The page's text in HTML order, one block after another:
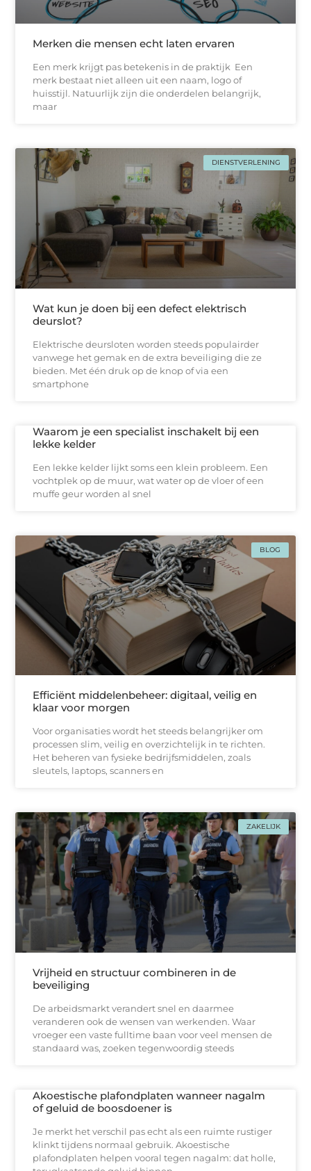
Merken die mensen echt laten ervaren
Een merk krijgt pas betekenis in de praktijk Een
merk bestaat niet alleen uit een naam, logo of
huisstijl. Natuurlijk zijn die onderdelen belangrijk,
maar
DIENSTVERLENING
Wat kun je doen bij een defect elektrisch
deurslot?
Elektrische deursloten worden steeds populairder
vanwege het gemak en de extra beveiliging die ze
bieden. Met één druk op de knop of via een
smartphone
Waarom je een specialist inschakelt bij een
lekke kelder
Een lekke kelder lijkt soms een klein probleem. Een
vochtplek op de muur, wat water op de vloer of een
muffe geur worden al snel
BLOG
Efficiënt middelenbeheer: digitaal, veilig en
klaar voor morgen
Voor organisaties wordt het steeds belangrijker om
processen slim, veilig en overzichtelijk in te richten.
Het beheren van fysieke bedrijfsmiddelen, zoals
sleutels, laptops, scanners en
ZAKELIJK
Vrijheid en structuur combineren in de
beveiliging
De arbeidsmarkt verandert snel en daarmee
veranderen ook de wensen van werkenden. Waar
vroeger een vaste fulltime baan voor veel mensen de
standaard was, zoeken tegenwoordig steeds
Akoestische plafondplaten wanneer nagalm
of geluid de boosdoener is
Je merkt het verschil pas echt als een ruimte rustiger
klinkt tijdens normaal gebruik. Akoestische
plafondplaten helpen vooral tegen nagalm: dat holle,